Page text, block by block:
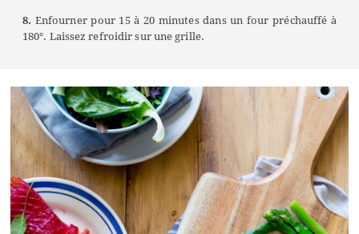
8. Enfourner pour 15 à 20 minutes dans un four préchauffé à
180°. Laissez refroidir sur une grille.